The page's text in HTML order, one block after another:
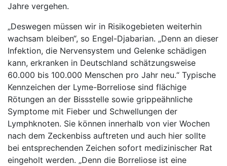
Jahre vergehen.
„Deswegen müssen wir in Risikogebieten weiterhin
wachsam bleiben“, so Engel-Djabarian. „Denn an dieser
Infektion, die Nervensystem und Gelenke schädigen
kann, erkranken in Deutschland schätzungsweise
60.000 bis 100.000 Menschen pro Jahr neu.“ Typische
Kennzeichen der Lyme-Borreliose sind flächige
Rötungen an der Bissstelle sowie grippeähnliche
Symptome mit Fieber und Schwellungen der
Lymphknoten. Sie können innerhalb von vier Wochen
nach dem Zeckenbiss auftreten und auch hier sollte
bei entsprechenden Zeichen sofort medizinischer Rat
eingeholt werden. „Denn die Borreliose ist eine